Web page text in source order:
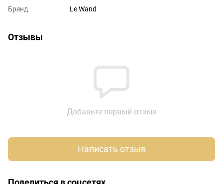
Бренд
Le Wand
Отзывы
Добавьте первый отзыв
Написать отзыв